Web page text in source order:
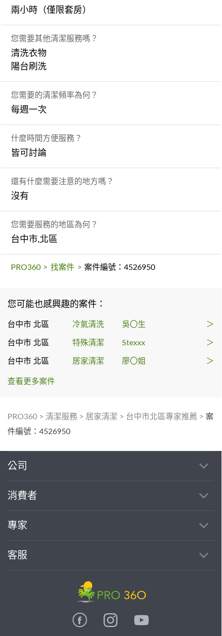
兩小時（僅限套房）
您需要其他清潔服務嗎？
清洗衣物
陽台刷洗
您需要的清潔頻率為何？
每週一次
什麼時間方便服務？
皆可討論
還有什麼需要注意的地方嗎？
沒有
您需要服務的地區為何？
台中市,北區
PRO360 > 找案件 > 案件編號：4526950
您可能也感興趣的案件：
台中市 北區 冷氣清洗 吳〇生 ＞
台中市 北區 特殊清潔 Stexxx ＞
台中市 北區 居家清潔 廖〇姐 ＞
查看更多案件
PRO360 > 清潔服務 > 居家清潔 > 台中市北區專家推薦 > 案
件編號：4526950
公司
消費者
專家
客服